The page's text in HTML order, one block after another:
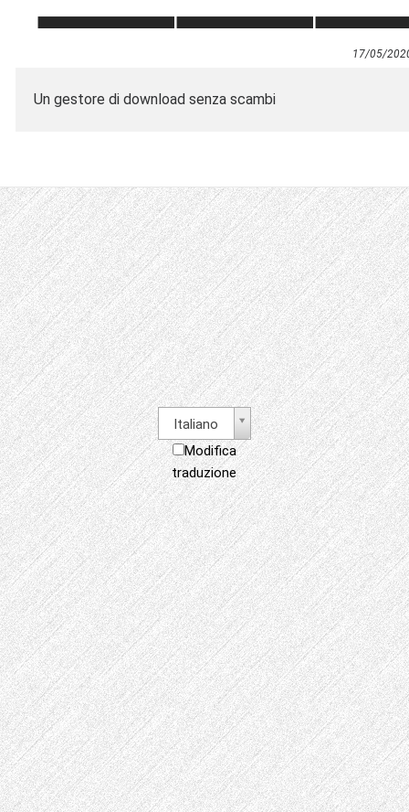
17/05/
Un gestore di download senza scambi
Italiano
Modifica
traduzione